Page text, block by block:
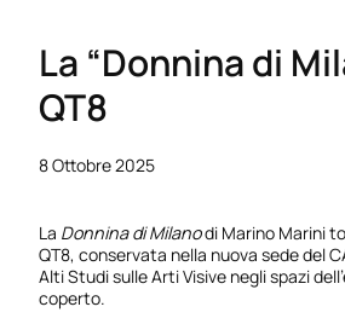
La “Donnina di
QT8
8 Ottobre 2025
La Donnina di Milanodi Marino Marini
QT8, conservata nella nuova sede del
Alti Studi sulle Arti Visive negli spazi
coperto.